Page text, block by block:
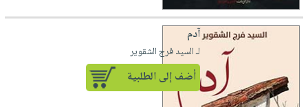
آدم
لـ السيد فرج الشقوير
أضف إلى الطلبية